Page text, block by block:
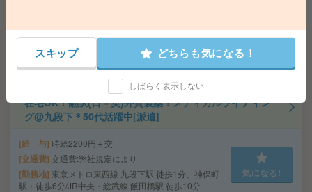
交通費 交通費実費支給（当社規定あり）
勤務地
JR線 東京駅 徒歩3分/東京メトロ丸ノ内線 大
手町駅 徒歩1分
気になる!
在宅OK！翻訳(日⇔英)外資製薬！メディカルライティン
グ@九段下＊50代活躍中[派遣]
給 与 時給2200円＋交
交通費 交通費:弊社規定により
勤務地 東京メトロ東西線 九段下駅 徒歩1分、神保町
駅・徒歩6分/JR中央・総武線 飯田橋駅 徒歩10分
気になる!
スキップ どちらも気になる！
しばらく表示しない